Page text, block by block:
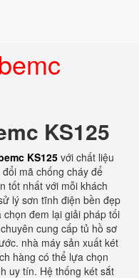
KS125
KS125 với chất liệu
mã chống cháy để
tốt nhất với mỗi khách
lý sơn tĩnh điện bền đẹp
đem lại giải pháp tối
cung cấp tủ hồ sơ
nhà máy sản xuất két
hàng có thể lựa chọn
uy tín. Hệ thống két sắt